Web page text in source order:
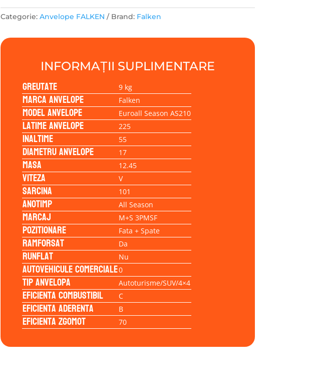
EUROALL
SEASON
225/55R17
101V
Categorie: Anvelope FALKEN Brand: Falken
INFORMAȚII SUPLIMENTARE
Greutate 9 kg
Marca anvelope Falken
Model anvelope Euroall Season AS210
Latime anvelope 225
Inaltime 55
Diametru anvelope 17
Masa 12.45
Viteza V
Sarcina 101
Anotimp All Season
Marcaj M+S 3PMSF
Pozitionare Fata + Spate
Ramforsat Da
Runflat Nu
Autovehicule comerciale0
Tip anvelopa Autoturisme/SUV/4×4
Eficienta Combustibil C
Eficienta Aderenta B
Eficienta Zgomot 70